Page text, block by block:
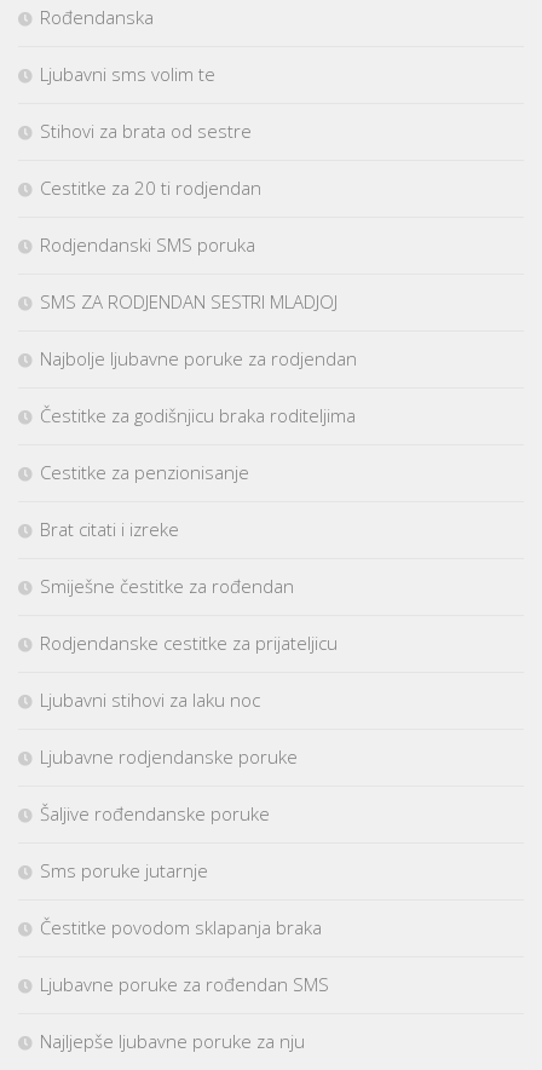
Rođendanska
Ljubavni sms volim te
Stihovi za brata od sestre
Cestitke za 20 ti rodjendan
Rodjendanski SMS poruka
SMS ZA RODJENDAN SESTRI MLADJOJ
Najbolje ljubavne poruke za rodjendan
Čestitke za godišnjicu braka roditeljima
Cestitke za penzionisanje
Brat citati i izreke
Smiješne čestitke za rođendan
Rodjendanske cestitke za prijateljicu
Ljubavni stihovi za laku noc
Ljubavne rodjendanske poruke
Šaljive rođendanske poruke
Sms poruke jutarnje
Čestitke povodom sklapanja braka
Ljubavne poruke za rođendan SMS
Najljepše ljubavne poruke za nju